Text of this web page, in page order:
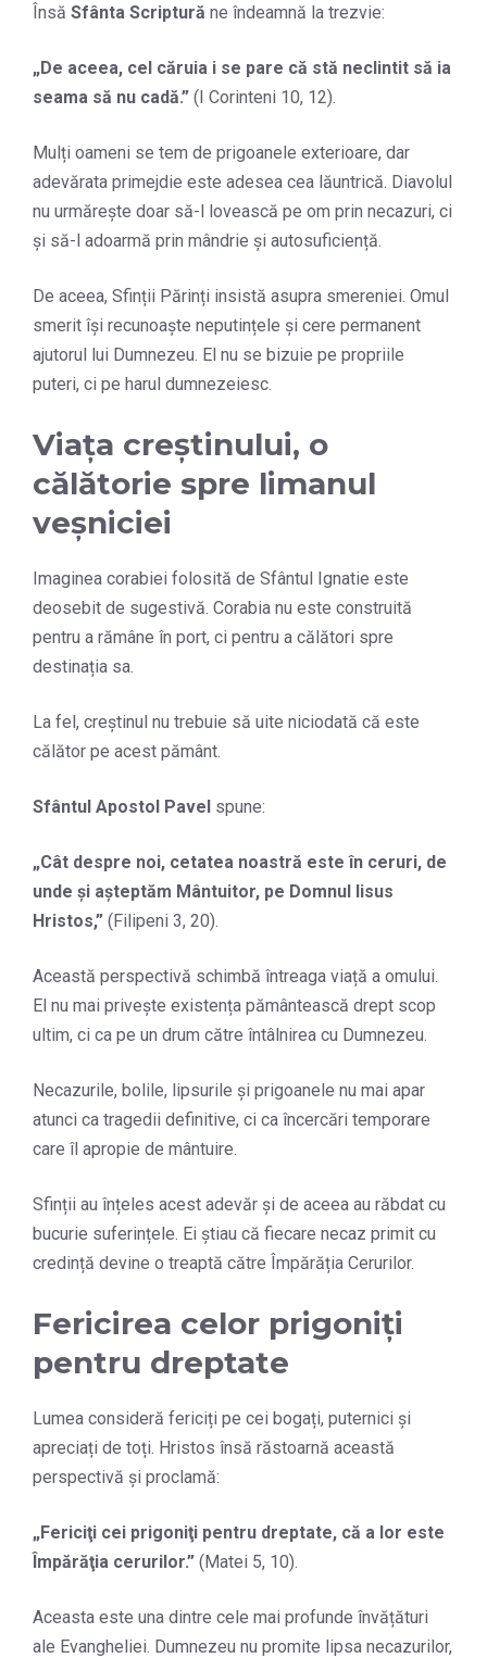
Însă Sfânta Scriptură ne îndeamnă la trezvie:
„De aceea, cel căruia i se pare că stă neclintit să ia
seama să nu cadă.” (I Corinteni 10, 12).
Mulți oameni se tem de prigoanele exterioare, dar
adevărata primejdie este adesea cea lăuntrică. Diavolul
nu urmărește doar să-l lovească pe om prin necazuri, ci
și să-l adoarmă prin mândrie și autosuficiență.
De aceea, Sfinții Părinți insistă asupra smereniei. Omul
smerit își recunoaște neputințele și cere permanent
ajutorul lui Dumnezeu. El nu se bizuie pe propriile
puteri, ci pe harul dumnezeiesc.
Viața creștinului, o
călătorie spre limanul
veșniciei
Imaginea corabiei folosită de Sfântul Ignatie este
deosebit de sugestivă. Corabia nu este construită
pentru a rămâne în port, ci pentru a călători spre
destinația sa.
La fel, creștinul nu trebuie să uite niciodată că este
călător pe acest pământ.
Sfântul Apostol Pavel spune:
„Cât despre noi, cetatea noastră este în ceruri, de
unde şi aşteptăm Mântuitor, pe Domnul Iisus
Hristos,” (Filipeni 3, 20).
Această perspectivă schimbă întreaga viață a omului.
El nu mai privește existența pământească drept scop
ultim, ci ca pe un drum către întâlnirea cu Dumnezeu.
Necazurile, bolile, lipsurile și prigoanele nu mai apar
atunci ca tragedii definitive, ci ca încercări temporare
care îl apropie de mântuire.
Sfinții au înțeles acest adevăr și de aceea au răbdat cu
bucurie suferințele. Ei știau că fiecare necaz primit cu
credință devine o treaptă către Împărăția Cerurilor.
Fericirea celor prigoniți
pentru dreptate
Lumea consideră fericiți pe cei bogați, puternici și
apreciați de toți. Hristos însă răstoarnă această
perspectivă și proclamă:
„Fericiţi cei prigoniţi pentru dreptate, că a lor este
Împărăţia cerurilor.” (Matei 5, 10).
Aceasta este una dintre cele mai profunde învățături
ale Evangheliei. Dumnezeu nu promite lipsa necazurilor,